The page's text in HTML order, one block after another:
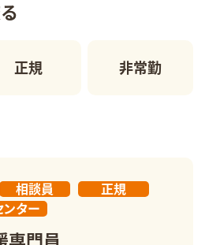
正規 非常勤
相談員
正規
ンター